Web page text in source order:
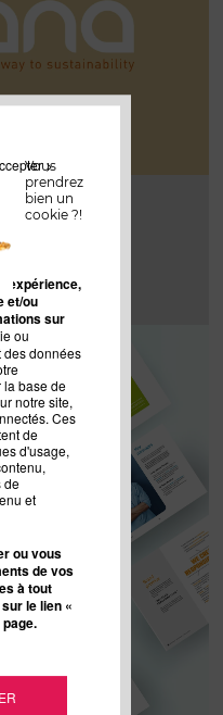
Vous
prendrez
bien un
cookie ?!
expérience,
et/ou
sur
ou
des données
la base de
notre site,
Ces
de
d'usage,
de
et
ou vous
de vos
à tout
le lien «
>